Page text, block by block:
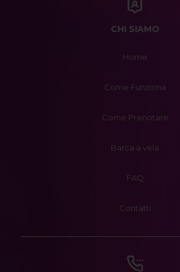
CHI SIAMO
Home
Come Funziona
Come Prenotare
Barca a vela
FAQ
Contatti